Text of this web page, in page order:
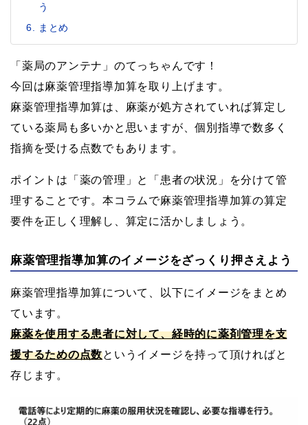
う
まとめ
「薬局のアンテナ」のてっちゃんです！
今回は麻薬管理指導加算を取り上げます。
麻薬管理指導加算は、麻薬が処方されていれば算定し
ている薬局も多いかと思いますが、個別指導で数多く
指摘を受ける点数でもあります。
ポイントは「薬の管理」と「患者の状況」を分けて管
理することです。本コラムで麻薬管理指導加算の算定
要件を正しく理解し、算定に活かしましょう。
麻薬管理指導加算のイメージをざっくり押さえよう
麻薬管理指導加算について、以下にイメージをまとめ
ています。
麻薬を使用する患者に対して、経時的に薬剤管理を支
援するための点数というイメージを持って頂ければと
存じます。